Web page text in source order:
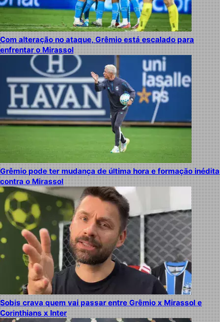
Com alteração no ataque, Grêmio está escalado para
enfrentar o Mirassol
Grêmio pode ter mudança de última hora e formação inédita
contra o Mirassol
Sobis crava quem vai passar entre Grêmio x Mirassol e
Corinthians x Inter